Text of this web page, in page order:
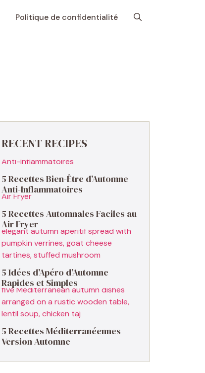
Politique de confidentialité
RECENT RECIPES
5 Recettes Bien-Être d’Automne
Anti-Inflammatoires
5 Recettes Automnales Faciles au
Air Fryer
5 Idées d’Apéro d’Automne
Rapides et Simples
5 Recettes Méditerranéennes
Version Automne